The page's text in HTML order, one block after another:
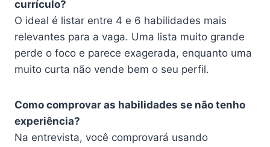
currículo?
O ideal é listar entre 4 e 6 habilidades mais
relevantes para a vaga. Uma lista muito grande
perde o foco e parece exagerada, enquanto uma
muito curta não vende bem o seu perfil.
Como comprovar as habilidades se não tenho
experiência?
Na entrevista, você comprovará usando